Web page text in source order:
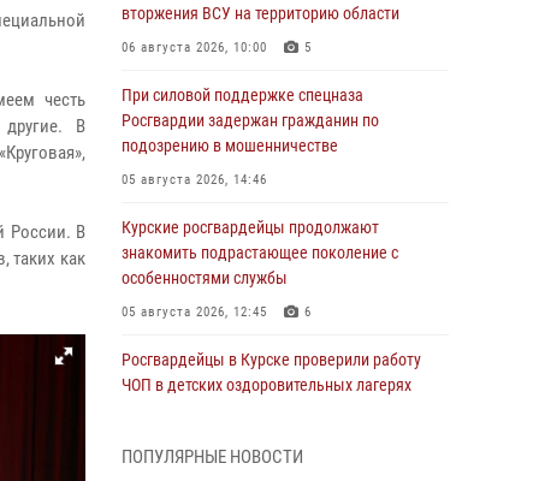
честь
В
России. В
таких как
вторжения ВСУ на территорию области
06 августа 2026, 10:00 5
При силовой поддержке спецназа
Росгвардии задержан гражданин по
подозрению в мошенничестве
05 августа 2026, 14:46
Курские росгвардейцы продолжают
знакомить подрастающее поколение с
особенностями службы
05 августа 2026, 12:45 6
Росгвардейцы в Курске проверили работу
ЧОП в детских оздоровительных лагерях
При содействии спецназа Росгвардии в
ПОПУЛЯРНЫЕ НОВОСТИ